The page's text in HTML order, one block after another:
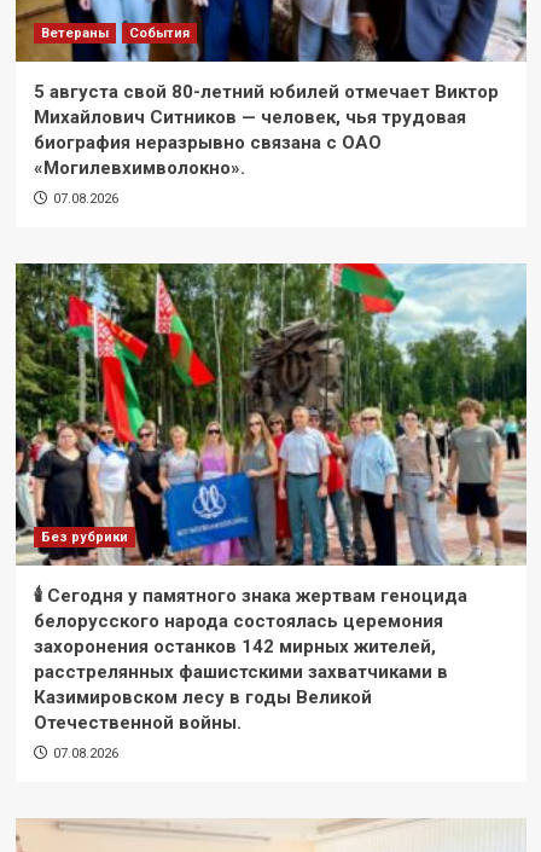
Ветераны События
5 августа свой 80-летний юбилей отмечает Виктор
Михайлович Ситников — человек, чья трудовая
биография неразрывно связана с ОАО
«Могилевхимволокно».
07.08.2026
Без рубрики
🕯 Сегодня у памятного знака жертвам геноцида
белорусского народа состоялась церемония
захоронения останков 142 мирных жителей,
расстрелянных фашистскими захватчиками в
Казимировском лесу в годы Великой
Отечественной войны.
07.08.2026